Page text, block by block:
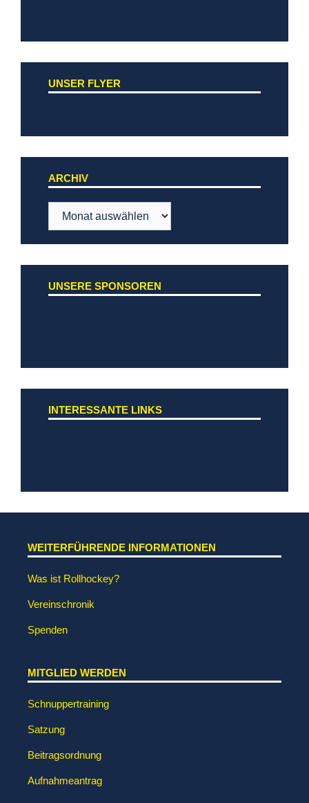
UNSER FLYER
ARCHIV
UNSERE SPONSOREN
INTERESSANTE LINKS
WEITERFÜHRENDE INFORMATIONEN
Was ist Rollhockey?
Vereinschronik
Spenden
MITGLIED WERDEN
Schnuppertraining
Satzung
Beitragsordnung
Aufnahmeantrag